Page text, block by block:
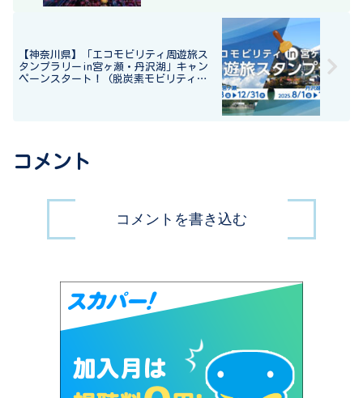
【神奈川県】「エコモビリティ周遊旅ス
タンプラリーin宮ヶ瀬・丹沢湖」キャン
ペーンスタート！ (脱炭素モビリティ実
コメント
コメントを書き込む